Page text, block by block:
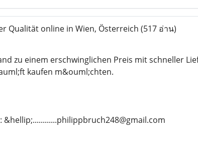
Qualität online in Wien, Österreich (517 อ่าน)
zu einem erschwinglichen Preis mit schneller
kaufen m&ouml;chten.
&hellip;............philippbruch248@gmail.com